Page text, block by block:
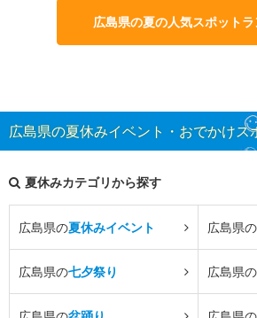
広島県の夏の人気スポット
広島県の夏休みイベント・おでかけス
夏休みカテゴリから探す
広島県の夏休みイベント 広島県の
広島県の七夕祭り 広島県の